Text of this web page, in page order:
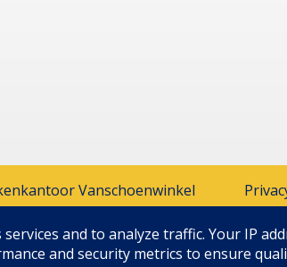
Vanschoenwinkel
and to analyze traffic. Your IP
and security metrics to ensure